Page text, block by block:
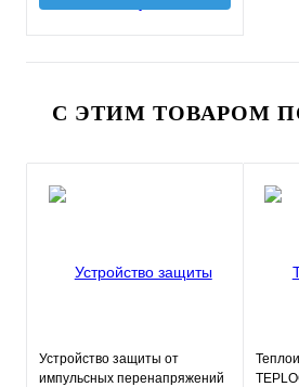
С ЭТИМ ТОВАРОМ
Устройство защиты от
импульсных перенапряжений